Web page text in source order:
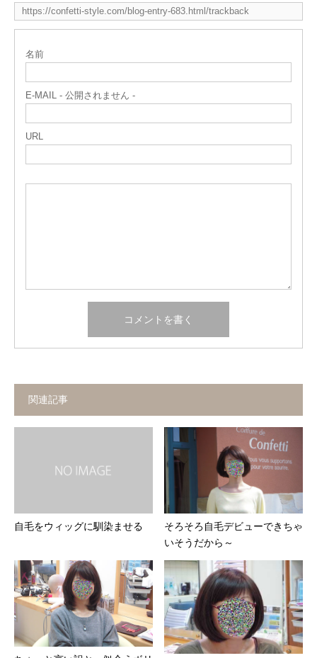
名前
E-MAIL - 公開されません -
URL
関連記事
自毛をウィッグに馴染ませる
そろそろ自毛デビューできちゃ
いそうだから～